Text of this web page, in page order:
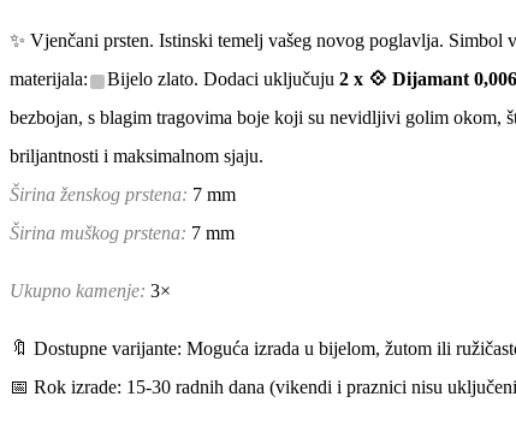
✨ Vjenčani prsten. Istinski temelj vašeg novog poglavlja.
materijala:
Bijelo zlato. Dodaci uključuju 2 x 💠 Dijamant
bezbojan, s blagim tragovima boje koji su nevidljivi golim
briljantnosti i maksimalnom sjaju.
Širina ženskog prstena: 7 mm
Širina muškog prstena: 7 mm
Ukupno kamenje: 3×
🔖 Dostupne varijante: Moguća izrada u bijelom, žutom ili
📅 Rok izrade: 15-30 radnih dana (vikendi i praznici nisu